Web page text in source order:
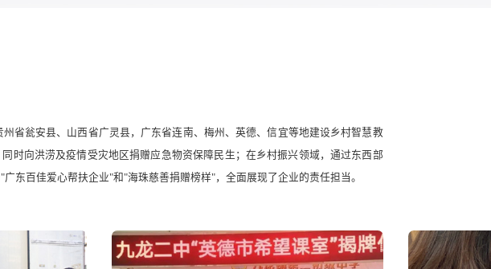
省瓮安县、山西省广灵县，广东省连南、梅州、英德、信宜等地建设乡村智慧教
时向洪涝及疫情受灾地区捐赠应急物资保障民生；在乡村振兴领域，通过东西部
百佳爱心帮扶企业"和"海珠慈善捐赠榜样"，全面展现了企业的责任担当。